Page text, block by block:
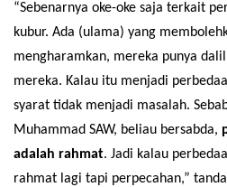
“Sebenarnya oke-oke saja terkait
kubur. Ada (ulama) yang
mengharamkan, mereka punya
mereka. Kalau itu menjadi
syarat tidak menjadi masalah.
Muhammad SAW, beliau bersabda,
adalah rahmat. Jadi kalau
rahmat lagi tapi perpecahan,”